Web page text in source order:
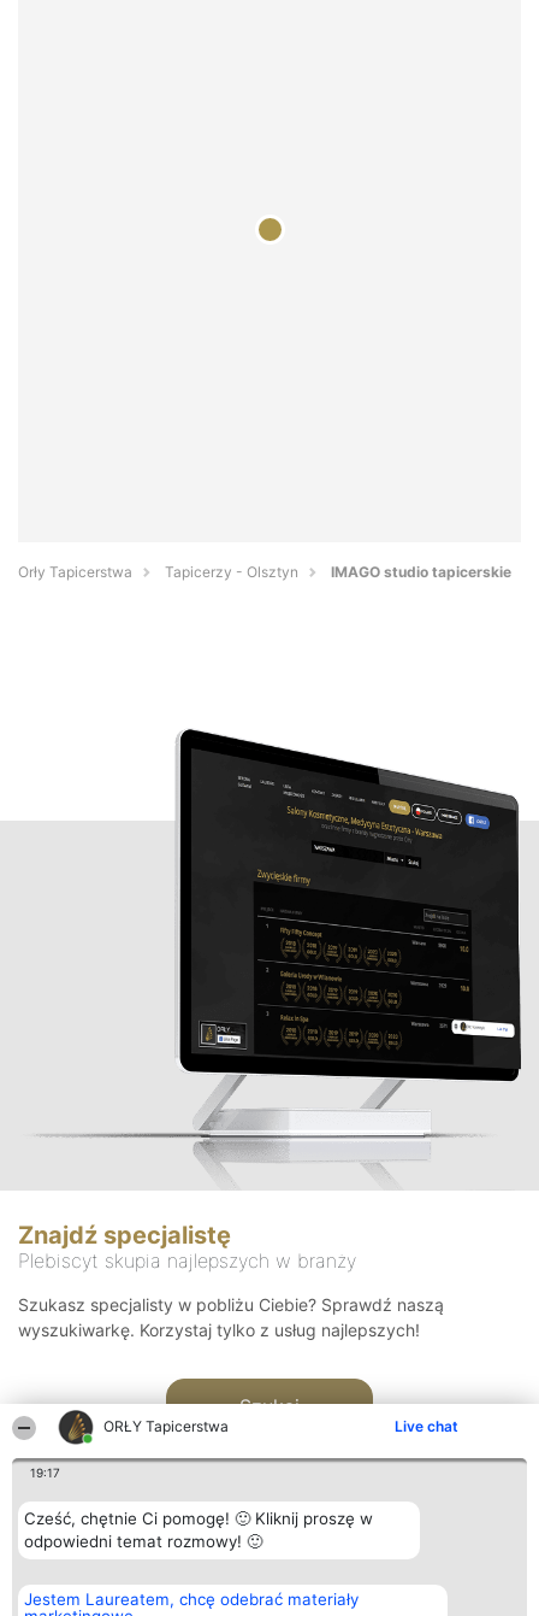
ORŁY Tapicerstwa Live chat
19:17
Cześć, chętnie Ci pomogę! 🙂 Kliknij proszę w
odpowiedni temat rozmowy! 🙂
Jestem Laureatem, chcę odebrać materiały
Orły Tapicerstwa Tapicerzy - Olsztyn IMAGO studio tapicerskie
Znajdź specjalistę
Plebiscyt skupia najlepszych w branży
Szukasz specjalisty w pobliżu Ciebie? Sprawdź naszą
wyszukiwarkę. Korzystaj tylko z usług najlepszych!
Szukaj
Organizator plebiscytu
Bright Side Solutions sp. z o.
Plebiscyt
Laureaci
Kontakt
Kontakt